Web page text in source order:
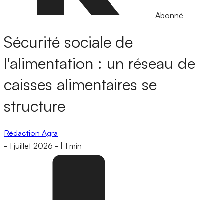
Abonné
Sécurité sociale de
l'alimentation : un réseau de
caisses alimentaires se
structure
Rédaction Agra
- 1 juillet 2026 - 1 min